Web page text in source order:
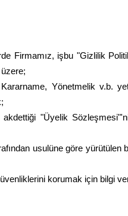
Firmamız, işbu "Gizlilik
üzere;
Yönetmelik v.b.
akdettiği "Üyelik
usulüne göre yürütülen
korumak için bilgi